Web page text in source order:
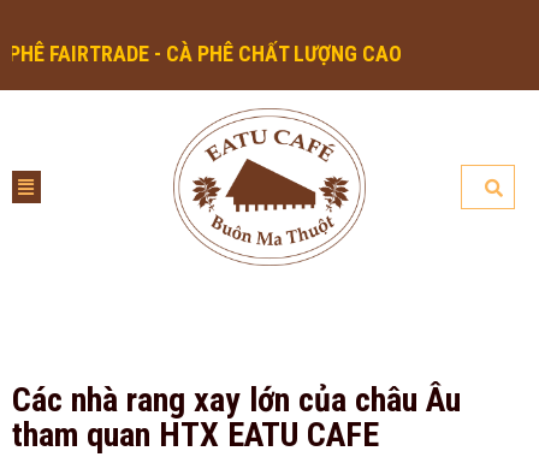
- CÀ PHÊ CHẤT LƯỢNG CAO
Các nhà rang xay lớn của châu Âu
tham quan HTX EATU CAFE